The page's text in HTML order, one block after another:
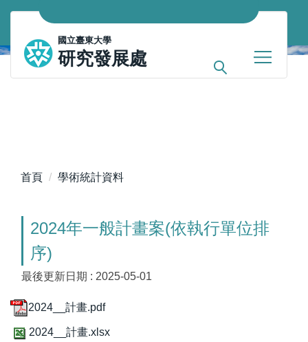
跳
主
內
國立臺東大學
研究發展處
首頁 學術統計資料
2024年一般計畫案(依執行單位排
序)
最後更新日期 : 2025-05-01
2024__計畫.pdf
2024__計畫.xlsx